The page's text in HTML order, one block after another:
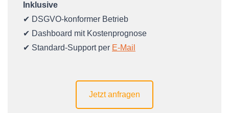
Inklusive
✔ DSGVO-konformer Betrieb
✔ Dashboard mit Kostenprognose
✔ Standard-Support per E-Mail
Jetzt anfragen